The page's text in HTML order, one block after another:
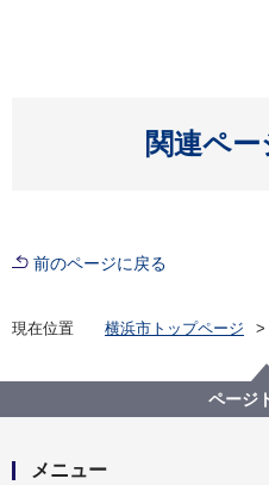
関連ペ
前のページに戻る
現在位置 横浜市トップページ
省エネに資する設備更
ネルギー化支援助成金
ページ
メニュー